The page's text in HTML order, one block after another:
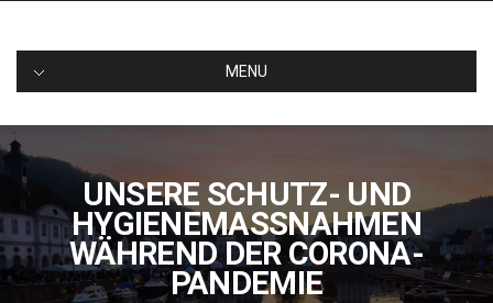
MENU
UNSERE SCHUTZ- UND
HYGIENEMASSNAHMEN
WÄHREND DER CORONA-P
ANDEMIE